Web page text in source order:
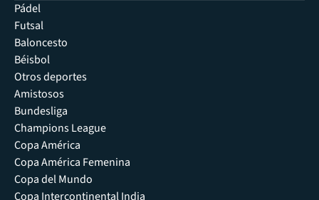
Pádel
Futsal
Baloncesto
Béisbol
Otros deportes
Amistosos
Bundesliga
Champions League
Copa América
Copa América Femenina
Copa del Mundo
Copa Intercontinental India